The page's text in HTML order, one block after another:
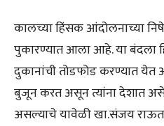
कालच्या हिंसक आंदोलनाच्या
पुकारण्यात आला आहे. या बंदला
दुकानांची तोडफोड करण्यात येत
बुजून करत असून त्यांना देशात
असल्याचे यावेळी खा.संजय